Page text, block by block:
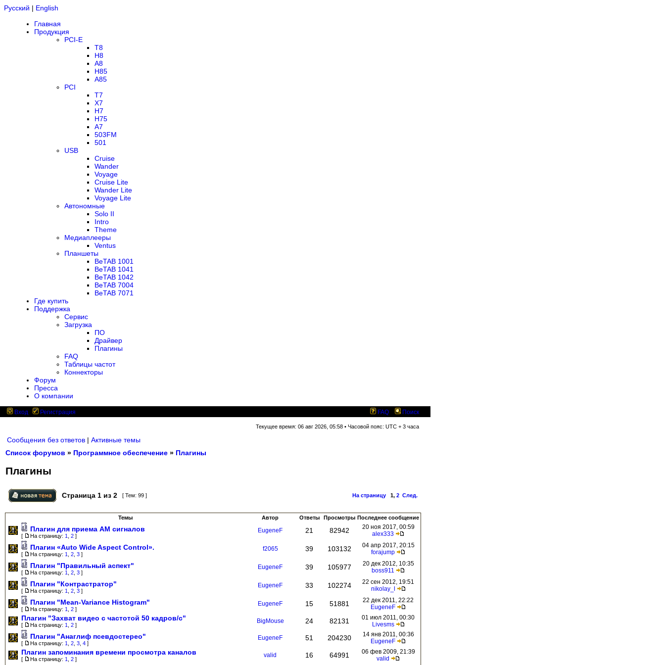
Русский | English
Главная
Продукция
PCI-E
T8
H8
A8
H85
A85
PCI
T7
X7
H7
H75
A7
503FM
501
USB
Cruise
Wander
Voyage
Cruise Lite
Wander Lite
Voyage Lite
Автономные
Solo II
Intro
Theme
Медиаплееры
Ventus
Планшеты
BeTAB 1001
BeTAB 1041
BeTAB 1042
BeTAB 7004
BeTAB 7071
Где купить
Поддержка
Сервис
Загрузка
ПО
Драйвер
Плагины
FAQ
Таблицы частот
Коннекторы
Форум
Пресса
О компании
Вход Регистрация FAQ Поиск
Текущее время: 06 авг 2026, 05:58 • Часовой пояс: UTC + 3 часа
Сообщения без ответов | Активные темы
Список форумов » Программное обеспечение » Плагины
Плагины
Страница 1 из 2 [ Тем: 99 ] На страницу 1, 2 След.
Темы Автор Ответы Просмотры Последнее сообщение
Плагин для приема АМ сигналов
[ На страницу: 1 2 ]
EugeneF 21 82942
20 ноя 2017, 00:59
alex333
Плагин «Auto Wide Aspect Control».
[ На страницу: 1 2 3 ]
f2065 39 103132
04 апр 2017, 20:15
forajump
Плагин "Правильный аспект"
[ На страницу: 1 2 3 ]
EugeneF 39 105977
20 дек 2012, 10:35
boss911
Плагин "Контрастратор"
[ На страницу: 1 2 3 ]
EugeneF 33 102274
22 сен 2012, 19:51
nikolay_l
Плагин "Mean-Variance Histogram"
[ На страницу: 1 2 ]
EugeneF 15 51881
22 дек 2011, 22:22
EugeneF
Плагин "Захват видео с частотой 50 кадров/с"
[ На страницу: 1 2 ]
BigMouse 24 82131
01 июл 2011, 00:30
Livesms
Плагин "Анаглиф псевдостерео"
[ На страницу: 1 2 3 4 ]
EugeneF 51 204230
14 янв 2011, 00:36
EugeneF
Плагин запоминания времени просмотра каналов
[ На страницу: 1 2 ]
valid 16 64991
06 фев 2009, 21:39
valid